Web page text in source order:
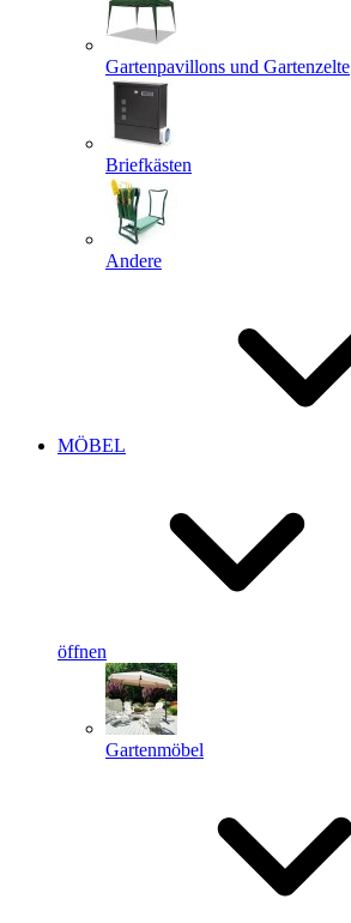
Gartenpavillons und Gartenzelte
Briefkästen
Andere
MÖBEL
öffnen
Gartenmöbel